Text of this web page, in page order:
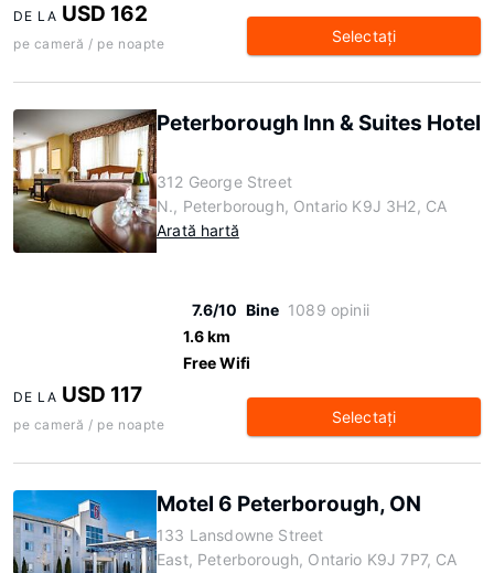
DE LA USD 162
pe cameră / pe noapte Selectaţi
Peterborough Inn & Suites Hotel
312 George Street
N., Peterborough, Ontario K9J 3H2, CA
Arată hartă
7.6/10 Bine 1089 opinii
1.6 km
Free Wifi
DE LA USD 117
pe cameră / pe noapte Selectaţi
Motel 6 Peterborough, ON
133 Lansdowne Street
East, Peterborough, Ontario K9J 7P7, CA